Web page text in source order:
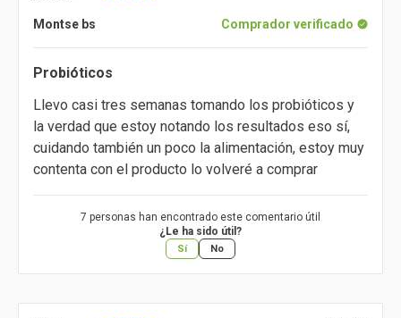
Montse bs Comprador verificado
Probióticos
Llevo casi tres semanas tomando los probióticos y
la verdad que estoy notando los resultados eso sí,
cuidando también un poco la alimentación, estoy muy
contenta con el producto lo volveré a comprar
7 personas han encontrado este comentario útil
¿Le ha sido útil?
Sí No